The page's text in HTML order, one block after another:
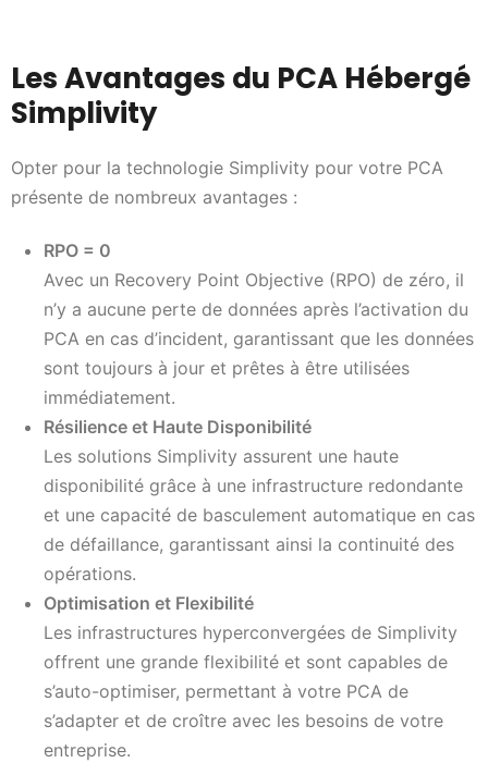
Les Avantages du PCA Hébergé
Simplivity
Opter pour la technologie Simplivity pour votre PCA
présente de nombreux avantages :
RPO = 0
Avec un Recovery Point Objective (RPO) de zéro, il
n’y a aucune perte de données après l’activation du
PCA en cas d’incident, garantissant que les données
sont toujours à jour et prêtes à être utilisées
immédiatement.
Résilience et Haute Disponibilité
Les solutions Simplivity assurent une haute
disponibilité grâce à une infrastructure redondante
et une capacité de basculement automatique en cas
de défaillance, garantissant ainsi la continuité des
opérations.
Optimisation et Flexibilité
Les infrastructures hyperconvergées de Simplivity
offrent une grande flexibilité et sont capables de
s’auto-optimiser, permettant à votre PCA de
s’adapter et de croître avec les besoins de votre
entreprise.